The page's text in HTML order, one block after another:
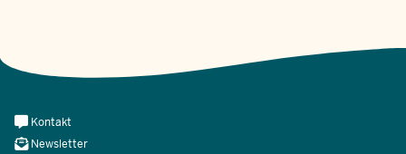
Meta
Navi
Kontakt
Newsletter